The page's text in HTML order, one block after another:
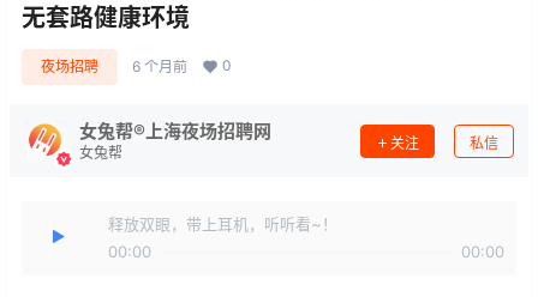
无套路健康环境
夜场招聘 6 个月前 0
女兔帮®上海夜场招聘网
女兔帮
关注 私信
释放双眼，带上耳机，听听看~！
00:00
00:00